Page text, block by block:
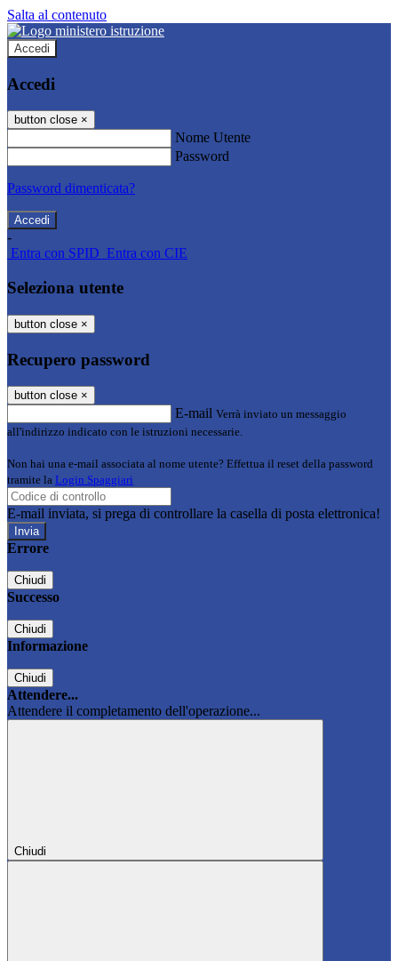
Salta al contenuto
Accedi
Accedi
button close ×
Nome Utente
Password
Password dimenticata?
-
Entra con SPID Entra con CIE
Seleziona utente
button close ×
Recupero password
button close ×
E-mail Verrà inviato un messaggio
all'indirizzo indicato con le istruzioni necessarie.
Non hai una e-mail associata al nome utente? Effettua il reset della password
tramite la Login Spaggiari
E-mail inviata, si prega di controllare la casella di posta elettronica!
Errore
Chiudi
Successo
Chiudi
Informazione
Chiudi
Attendere...
Attendere il completamento dell'operazione...
Chiudi